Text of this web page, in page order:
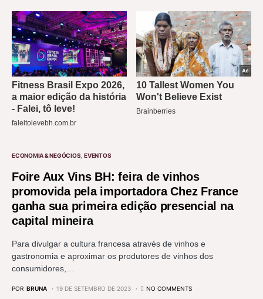
ECONOMIA & NEGÓCIOS EVENTOS
Foire Aux Vins BH: feira de vinhos
promovida pela importadora Chez France
ganha sua primeira edição presencial na
capital mineira
Para divulgar a cultura francesa através de vinhos e
gastronomia e aproximar os produtores de vinhos dos
consumidores,…
POR BRUNA 19 DE SETEMBRO DE 2023 NO COMMENTS